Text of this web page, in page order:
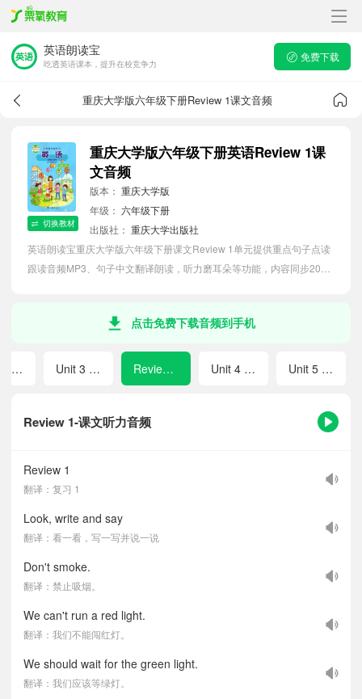
英语朗读宝
吃透英语课本，提升在校竞争力
免费下载
重庆大学版六年级下册Review 1课文音频
切换教材
重庆大学版六年级下册英语Review 1课
文音频
版本： 重庆大学版
年级： 六年级下册
出版社： 重庆大学出版社
英语朗读宝重庆大学版六年级下册课文Review 1单元提供重点句子点读
跟读音频MP3、句子中文翻译朗读，听力磨耳朵等功能，内容同步2026
点击免费下载音频到手机
Review 1-课文听力音频
Review 1
翻译：复习 1
Look, write and say
翻译：看一看，写一写并说一说
Don't smoke.
翻译：禁止吸烟。
We can't run a red light.
翻译：我们不能闯红灯。
We should wait for the green light.
翻译：我们应该等绿灯。
Unit 2 A Terrible Day Unit 3 Public Rules Review 1 Unit 4 The Water Journey Unit 5 Our Dreams